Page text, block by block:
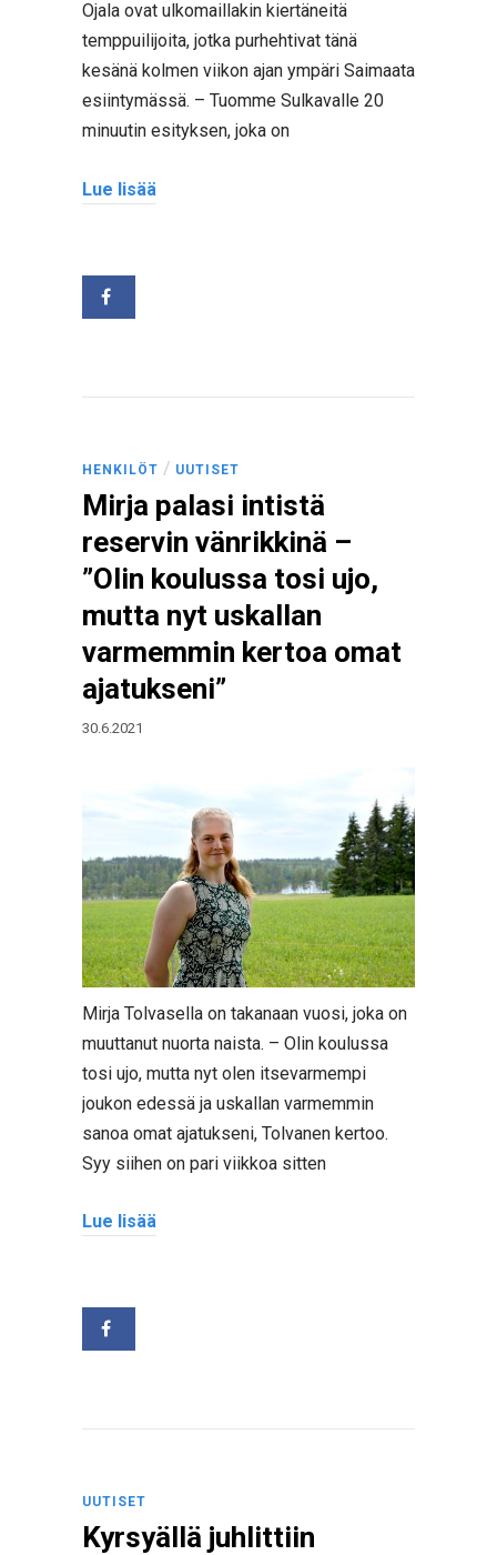
Ojala ovat ulkomaillakin kiertäneitä
temppuilijoita, jotka purhehtivat tänä
kesänä kolmen viikon ajan ympäri Saimaata
esiintymässä. – Tuomme Sulkavalle 20
minuutin esityksen, joka on
Lue lisää
HENKILÖT / UUTISET
Mirja palasi intistä
reservin vänrikkinä –
”Olin koulussa tosi ujo,
mutta nyt uskallan
varmemmin kertoa omat
ajatukseni”
30.6.2021
Mirja Tolvasella on takanaan vuosi, joka on
muuttanut nuorta naista. – Olin koulussa
tosi ujo, mutta nyt olen itsevarmempi
joukon edessä ja uskallan varmemmin
sanoa omat ajatukseni, Tolvanen kertoo.
Syy siihen on pari viikkoa sitten
Lue lisää
UUTISET
Kyrsyällä juhlittiin